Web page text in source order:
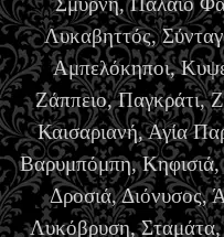
Λυκαβηττός,
Αμπελόκηποι,
Ζάππειο, Παγκράτι,
Καισαριανή, Αγία
Βαρυμπόμπη,
Δροσιά, Διόνυσος,
Λυκόβρυση, Σταμάτα,